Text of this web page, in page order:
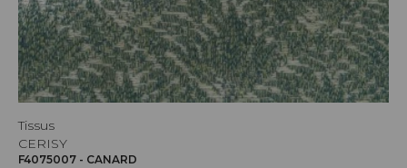
Tissus
CERISY
F4075007 - CANARD